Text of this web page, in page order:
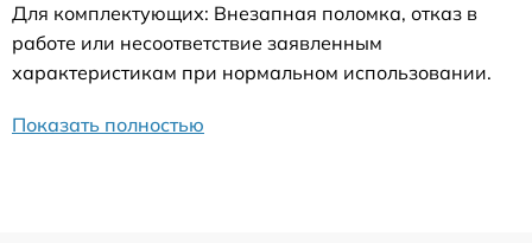
Для комплектующих: Внезапная поломка, отказ в
работе или несоответствие заявленным
характеристикам при нормальном использовании.
Показать полностью